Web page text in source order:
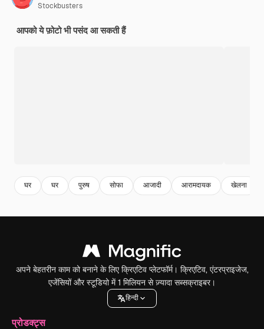
Stockbusters
आपको ये फ़ोटो भी पसंद आ सकती हैं
घर घर पुरुष सोफा आजादी आरामदायक खेलना
अपने बेहतरीन काम को बनाने के लिए क्रिएटिव प्लेटफॉर्म। क्रिएटिव, एंटरप्राइजेज,
एजेंसियों और स्टूडियो में 1 मिलियन से ज़्यादा सब्सक्राइबर।
हिन्दी
प्रोडक्ट्स